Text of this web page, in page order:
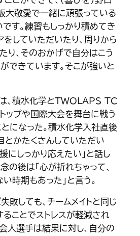
大敬愛で一緒に頑張っている
す。練習もしっかり積めてき
をしていただいたり、周りから
り、そのおかげで自分はこう
できています。そこが強いと
、積水化学とTWOLAPS TC
ップや国際大会を舞台に戦う
になった。積水化学入社直後
とかたくさんしていただい
にしっかり応えたい」と話し
の後は「心が折れちゃって、
時期もあった」と言う。
敗しても、チームメイトと同じ
ことでストレスが軽減され
人選手は結果に対し、自分の